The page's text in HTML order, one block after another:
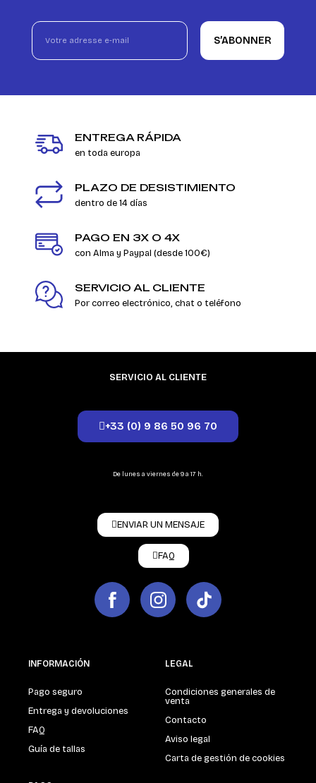
S’ABONNER
ENTREGA RÁPIDA
en toda europa
PLAZO DE DESISTIMIENTO
dentro de 14 días
PAGO EN 3X O 4X
con Alma y Paypal (desde 100€)
SERVICIO AL CLIENTE
Por correo electrónico, chat o teléfono
SERVICIO AL CLIENTE
+33 (0) 9 86 50 96 70
De lunes a viernes de 9 a 17 h.
ENVIAR UN MENSAJE
FAQ
INFORMACIÓN
Pago seguro
Entrega y devoluciones
FAQ
Guía de tallas
LEGAL
Condiciones generales de
venta
Contacto
Aviso legal
Carta de gestión de cookies